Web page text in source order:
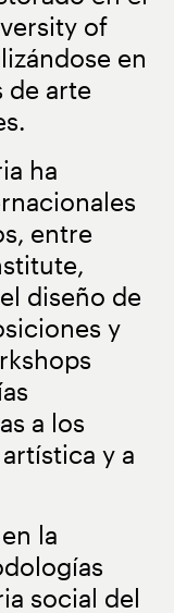
of
en
de arte
ha
entre
,
diseño de
y
a los
y a
la
social del